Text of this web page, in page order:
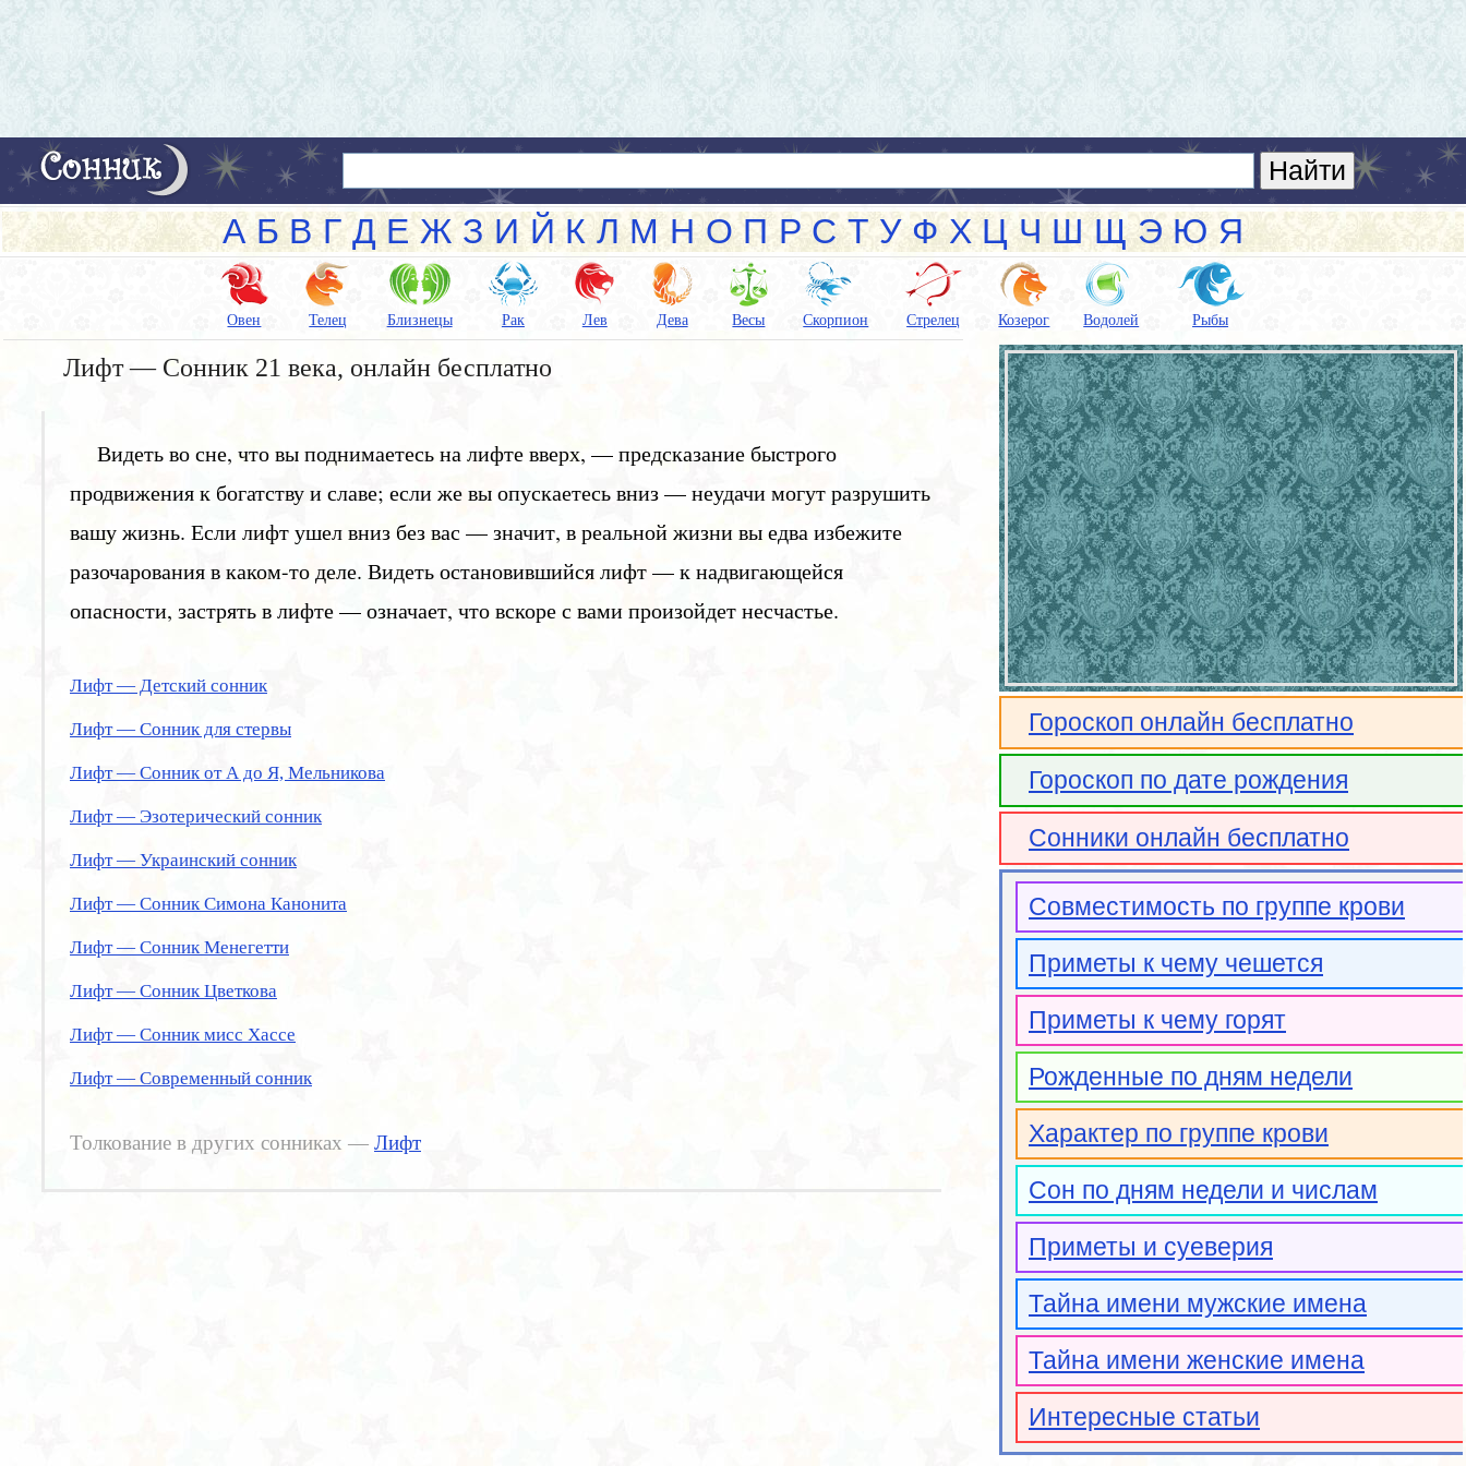
А Б В Г Д Е Ж З И Й К Л М Н О П Р С Т У Ф Х Ц Ч Ш Щ Э Ю Я
Овен Телец Близнецы Рак Лев Дева Весы Скорпион Стрелец Козерог Водолей Рыбы
Лифт — Сонник 21 века, онлайн бесплатно
Видеть во сне, что вы поднимаетесь на лифте вверх, — предсказание быстрого
продвижения к богатству и славе; если же вы опускаетесь вниз — неудачи могут разрушить
вашу жизнь. Если лифт ушел вниз без вас — значит, в реальной жизни вы едва избежите
разочарования в каком-то деле. Видеть остановившийся лифт — к надвигающейся
опасности, застрять в лифте — означает, что вскоре с вами произойдет несчастье.
Лифт — Детский сонник
Лифт — Сонник для стервы
Лифт — Сонник от А до Я, Мельникова
Лифт — Эзотерический сонник
Лифт — Украинский сонник
Лифт — Сонник Симона Канонита
Лифт — Сонник Менегетти
Лифт — Сонник Цветкова
Лифт — Сонник мисс Хассе
Лифт — Современный сонник
Толкование в других сонниках — Лифт
Гороскоп онлайн бесплатно
Гороскоп по дате рождения
Сонники онлайн бесплатно
Совместимость по группе крови
Приметы к чему чешется
Приметы к чему горят
Рожденные по дням недели
Характер по группе крови
Сон по дням недели и числам
Приметы и суеверия
Тайна имени мужские имена
Тайна имени женские имена
Интересные статьи